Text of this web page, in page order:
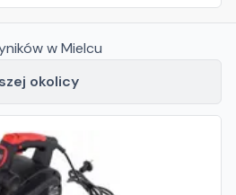
w Mielcu
okolicy